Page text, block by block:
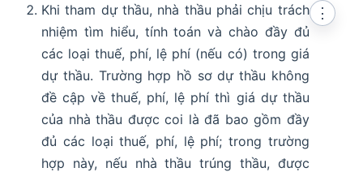
Khi tham dự thầu, nhà thầu phải chịu trách
nhiệm tìm hiểu, tính toán và chào đầy đủ
các loại thuế, phí, lệ phí (nếu có) trong giá
dự thầu. Trường hợp hồ sơ dự thầu không
đề cập về thuế, phí, lệ phí thì giá dự thầu
của nhà thầu được coi là đã bao gồm đầy
đủ các loại thuế, phí, lệ phí; trong trường
hợp này, nếu nhà thầu trúng thầu, được
⋮